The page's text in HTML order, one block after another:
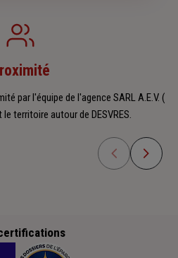
par l'équipe de l'agence SARL A.E.V. (
le territoire autour de DESVRES.